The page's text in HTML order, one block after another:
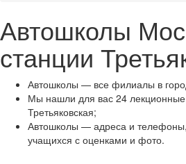
Автошколы
станции
Автошколы — все филиалы в
Мы нашли для вас 24
Третьяковская;
Автошколы — адреса и
учащихся с оценками и фото.